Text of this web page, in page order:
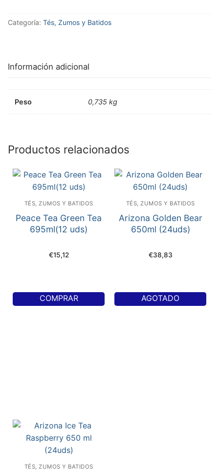
Categoría: Tés, Zumos y Batidos
Información adicional
Peso 0,735 kg
Productos relacionados
TÉS, ZUMOS Y BATIDOS
Peace Tea Green Tea
695ml(12 uds)
€15,12
COMPRAR
TÉS, ZUMOS Y BATIDOS
Arizona Golden Bear
650ml (24uds)
€38,83
AGOTADO
TÉS, ZUMOS Y BATIDOS